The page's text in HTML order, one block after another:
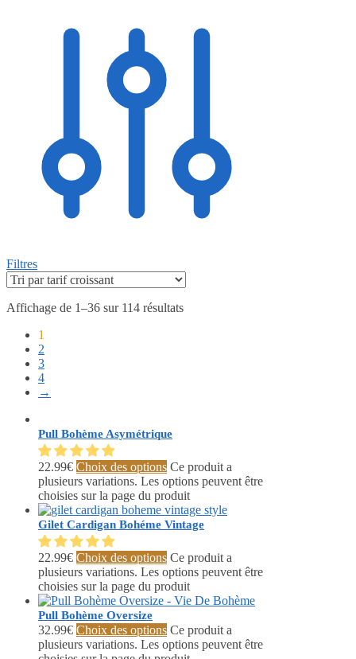
Filtres
Affichage de 1–36 sur 114 résultats
1
2
3
4
→
Pull Bohème Asymétrique
22.99€ Choix des options Ce produit a
plusieurs variations. Les options peuvent être
choisies sur la page du produit
Gilet Cardigan Bohéme Vintage
22.99€ Choix des options Ce produit a
plusieurs variations. Les options peuvent être
choisies sur la page du produit
Pull Bohème Oversize
32.99€ Choix des options Ce produit a
plusieurs variations. Les options peuvent être